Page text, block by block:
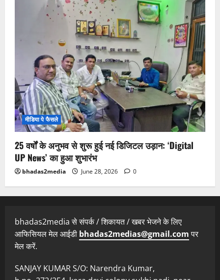
मीडिया पे फैसले
25 वर्षों के अनुभव से शुरू हुई नई डिजिटल उड़ान: ‘Digital
UP News’ का हुआ शुभारंभ
bhadas2media June 28, 2026 0
bhadas2media से संपर्क / शिकायत / खबर भेजने के लिए
आफिसियल मेल आईडी bhadas2medias@gmail.comपर
मेल करें.
SANJAY KUMAR S/O: Narendra Kumar,